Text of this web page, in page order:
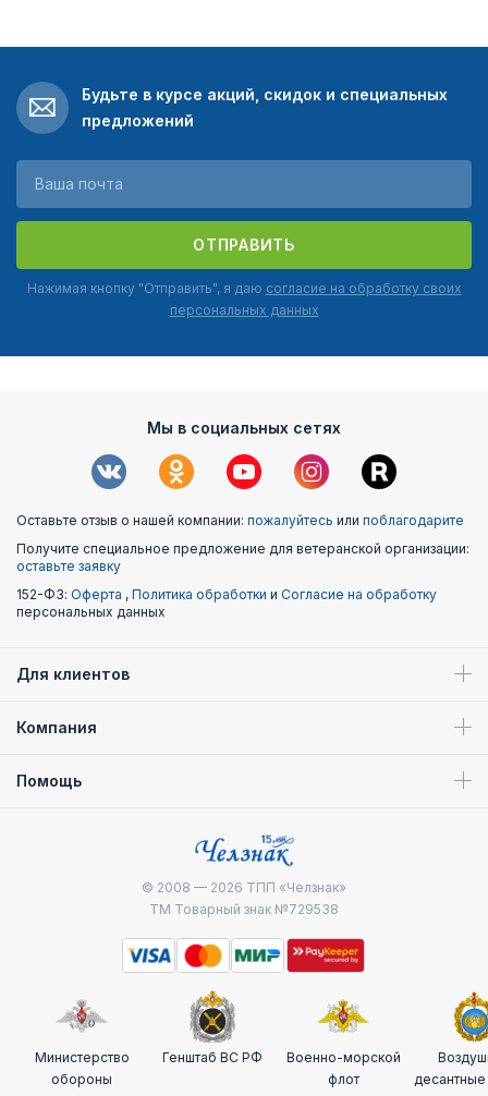
Будьте в курсе акций, скидок и специальных
предложений
ОТПРАВИТЬ
Нажимая кнопку "Отправить", я даю согласие на обработку своих
персональных данных
Мы в социальных сетях
Оставьте отзыв о нашей компании: пожалуйтесь или поблагодарите
Получите специальное предложение для ветеранской организации:
оставьте заявку
152-ФЗ: Оферта , Политика обработки и Согласие на обработку
персональных данных
Для клиентов
Компания
Помощь
© 2008 — 2026 ТПП «Челзнак»
ТМ Товарный знак №729538
Министерство
обороны
Генштаб ВС РФ
Военно-морской
флот
десантные